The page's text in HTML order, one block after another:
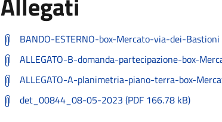
BANDO-ESTERNO-box-Mercato-via-dei-Bastioni
ALLEGATO-B-domanda-partecipazione-box-
ALLEGATO-A-planimetria-piano-terra-box-
det_00844_08-05-2023 (PDF 166.78 kB)